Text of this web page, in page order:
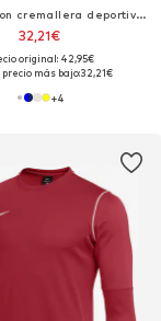
Sudadera con cremallera deportiva 'Academy 25'
32,21€
original: 42,95€
más bajo:32,21€
+4